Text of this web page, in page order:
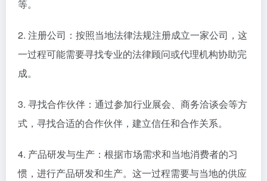
等。
2. 注册公司：按照当地法律法规注册成立一家公司，这
一过程可能需要寻找专业的法律顾问或代理机构协助完
成。
3. 寻找合作伙伴：通过参加行业展会、商务洽谈会等方
式，寻找合适的合作伙伴，建立信任和合作关系。
4. 产品研发与生产：根据市场需求和当地消费者的习
惯，进行产品研发和生产。这一过程需要与当地的供应